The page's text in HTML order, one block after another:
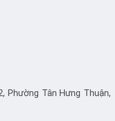
Phường Tân Hưng Thuận,